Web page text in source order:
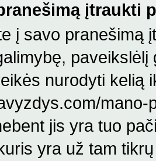
įtraukti
į savo pranešimą
nurodyti kelią
jis yra tuo
yra už tam